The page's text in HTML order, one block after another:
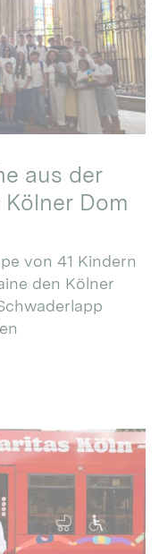
aus der
Dom
von 41 Kindern
den Kölner